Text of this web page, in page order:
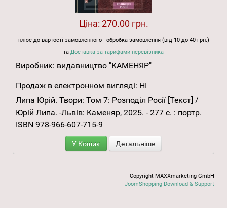
Ціна: 270.00 грн.
плюс до вартості замовленного - обробка замовлення (від 10 до 40 грн.)
та Доставка за тарифами перевізника
Виробник: видавництво "КАМЕНЯР"
Продаж в електронном вигляді: НІ
Липа Юрій. Твори: Том 7: Розподіл Росії [Текст] /
Юрій Липа. -Львів: Каменяр, 2025. - 277 с. : портр.
ISBN 978-966-607-715-9
У Кошик Детальніше
Copyright MAXXmarketing GmbH
JoomShopping Download & Support